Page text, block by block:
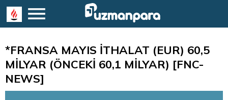
*FRANSA MAYIS İTHALAT (EUR) 60,5
MİLYAR (ÖNCEKİ 60,1 MİLYAR) [FNC-
NEWS]